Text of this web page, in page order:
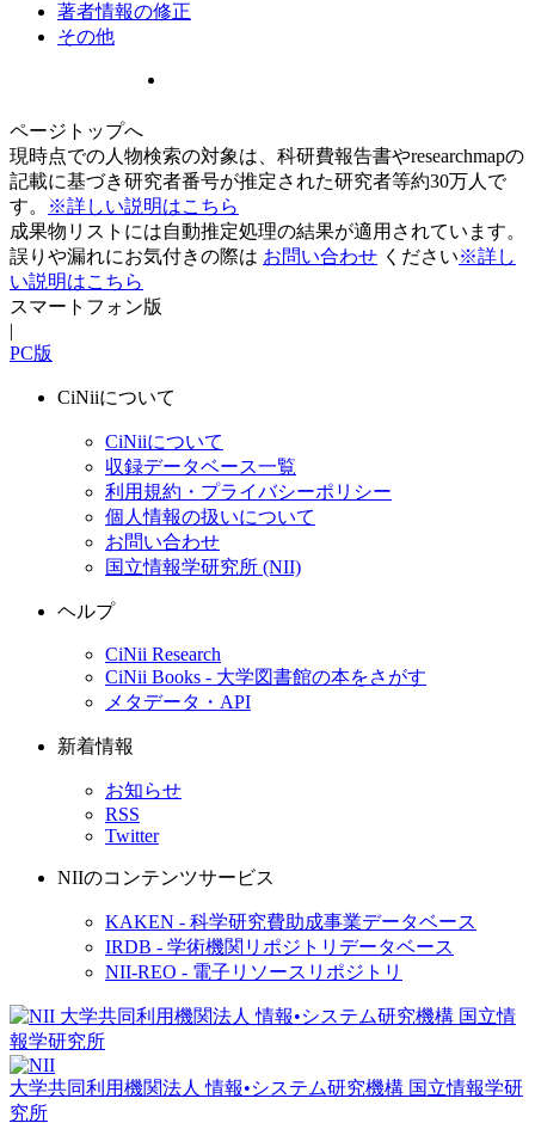
著者情報の修正
その他
ページトップへ
現時点での人物検索の対象は、科研費報告書やresearchmapの
記載に基づき研究者番号が推定された研究者等約30万人で
す。
※詳しい説明はこちら
成果物リストには自動推定処理の結果が適用されています。
誤りや漏れにお気付きの際は お問い合わせ ください※詳し
い説明はこちら
スマートフォン版
|
PC版
CiNiiについて
CiNiiについて
収録データベース一覧
利用規約・プライバシーポリシー
個人情報の扱いについて
お問い合わせ
国立情報学研究所 (NII)
ヘルプ
CiNii Research
CiNii Books - 大学図書館の本をさがす
メタデータ・API
新着情報
お知らせ
RSS
Twitter
NIIのコンテンツサービス
KAKEN - 科学研究費助成事業データベース
IRDB - 学術機関リポジトリデータベース
NII-REO - 電子リソースリポジトリ
大学共同利用機関法人 情報•システム研究機構 国立情報学研
究所